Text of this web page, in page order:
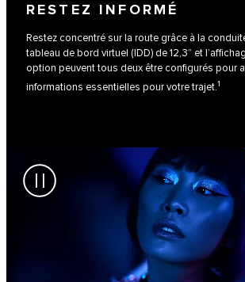
RESTEZ INFORMÉ
Restez concentré sur la route grâce à la
tableau de bord virtuel (IDD) de 12,3” et
option peuvent tous deux être configurés pour
informations essentielles pour votre trajet.1